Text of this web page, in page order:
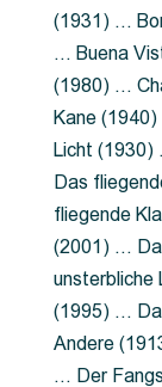
(1931) …
… Buena
(1980) …
Kane
Licht
Das
fliegende
(2001) …
unsterbliche
(1995) …
Andere
… Der